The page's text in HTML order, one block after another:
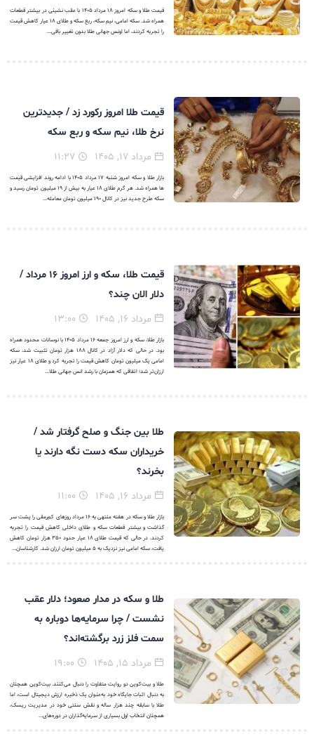
قیمت طلا و سکه امروز ۱۸ مرداد ۱۴۰۵ با عقب نشینی در بیشتر قطعات
همراه شد. سکه امامی، نیم سکه، ربع سکه و طلای ۱۸ عیار کاهش قیمت
را تجربه کردند، اما اونس جهانی طلا بدون تغییر باقی...
قیمت طلا امروز رکورد زد / جدیدترین
نرخ طلا، نیم سکه و ربع سکه
مرداد ۱۷, ۱۴۰۵
بازار طلا و سکه امروز شنبه ۱۷ مرداد ۱۴۰۵ با ادامه روند افزایشی قیمت
ها همراه شد. هر گرم طلای ۱۸ عیار به بیش از ۱۹ میلیون تومان رسید و
سکه طرح جدید نیز در کانال ۱۹۰ میلیون تومان معامله...
قیمت طلا، سکه و ارز امروز ۱۶ مرداد /
دلار الان چند؟
مرداد ۱۶, ۱۴۰۵
بازار طلا، سکه و ارز امروز جمعه ۱۶ مرداد ۱۴۰۵ با نوسانات محدود همراه
بود. در حالی که دلار آزاد در کانال ۱۸۸ هزار تومان تثبیت شد، سکه
امامی یک میلیون تومان کاهش قیمت را تجربه کرد و طلای ۱۸ عیار نیز
ارزان‌تر شد؛ اتفاقی که همزمان با رشد انس جهانی طلا...
طلا بین جنگ و صلح گرفتار شد /
خریداران سکه دست نگه دارند یا
بخرند؟
مرداد ۱۶, ۱۴۰۵
بازار طلا و سکه در هفته منتهی به ۱۶ مرداد روزهای کم‌رمقی را پشت سر
گذاشت و بیشتر قطعات سکه و طلای داخلی کاهش قیمت را تجربه
کردند. در حالی که قیمت طلای ۱۸ عیار حدود ۳۵۰ هزار تومان کاهش
یافت، سکه امامی نیز نزدیک به ۵ میلیون تومان ارزان شد. کارشناسان...
طلا و سکه در مدار صعود؛ دلار عقب
نشست / چرا سرمایه‌ها دوباره به
سمت فلز زرد برگشته‌اند؟
مرداد ۱۵, ۱۴۰۵
طلا و بیت‌کوین دو روایت متفاوت را دنبال می‌کنند. بیت‌کوین همچنان
به دنبال اثبات جایگاه خود به‌عنوان یک ذخیره ارزش دیجیتال است، اما
طلا با سابقه چند هزار ساله و نقش سنتی خود در مدیریت ریسک،
همچنان انتخاب اول بسیاری از سرمایه‌گذاران در دوره‌های...